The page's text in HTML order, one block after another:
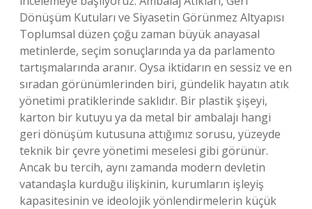
Dönüşüm Kutuları ve Siyasetin Görünmez Altyapısı
Toplumsal düzen çoğu zaman büyük anayasal
metinlerde, seçim sonuçlarında ya da parlamento
tartışmalarında aranır. Oysa iktidarın en sessiz ve en
sıradan görünümlerinden biri, gündelik hayatın atık
yönetimi pratiklerinde saklıdır. Bir plastik şişeyi,
karton bir kutuyu ya da metal bir ambalajı hangi
geri dönüşüm kutusuna attığımız sorusu, yüzeyde
teknik bir çevre yönetimi meselesi gibi görünür.
Ancak bu tercih, aynı zamanda modern devletin
vatandaşla kurduğu ilişkinin, kurumların işleyiş
kapasitesinin ve ideolojik yönlendirmelerin küçük